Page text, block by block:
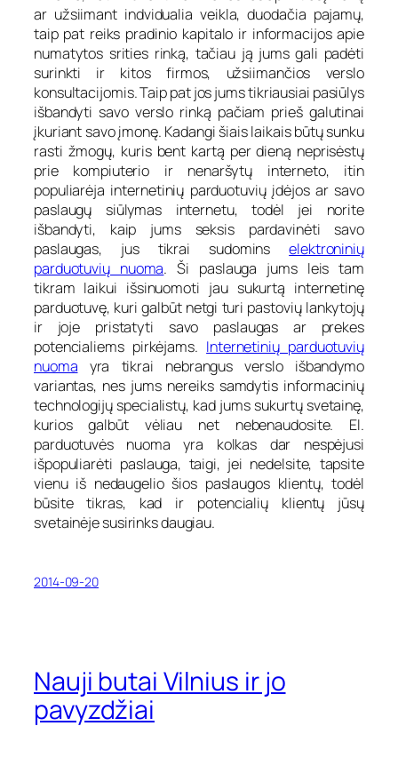
ar užsiimant indvidualia veikla, duodačia pajamų,
taip pat reiks pradinio kapitalo ir informacijos apie
numatytos srities rinką, tačiau ją jums gali padėti
surinkti ir kitos firmos, užsiimančios verslo
konsultacijomis. Taip pat jos jums tikriausiai pasiūlys
išbandyti savo verslo rinką pačiam prieš galutinai
įkuriant savo įmonę. Kadangi šiais laikais būtų sunku
rasti žmogų, kuris bent kartą per dieną neprisėstų
prie kompiuterio ir nenaršytų interneto, itin
populiarėja internetinių parduotuvių įdėjos ar savo
paslaugų siūlymas internetu, todėl jei norite
išbandyti, kaip jums seksis pardavinėti savo
paslaugas, jus tikrai sudominselektroninių
parduotuvių nuoma. Ši paslauga jums leis tam
tikram laikui išsinuomoti jau sukurtą internetinę
parduotuvę, kuri galbūt netgi turi pastovių lankytojų
ir joje pristatyti savo paslaugas ar prekes
potencialiems pirkėjams. Internetinių parduotuvių
nuoma yra tikrai nebrangus verslo išbandymo
variantas, nes jums nereiks samdytis informacinių
technologijų specialistų, kad jums sukurtų svetainę,
kurios galbūt vėliau net nebenaudosite. El.
parduotuvės nuoma yra kolkas dar nespėjusi
išpopuliarėti paslauga, taigi, jei nedelsite, tapsite
vienu iš nedaugelio šios paslaugos klientų, todėl
būsite tikras, kad ir potencialių klientų jūsų
svetainėje susirinks daugiau.
2014-09-20
Nauji butai Vilnius ir jo
pavyzdžiai